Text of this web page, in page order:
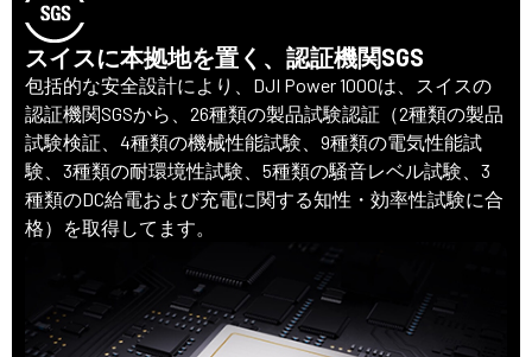
スイスに本拠地を置く、認証機関SGS
包括的な安全設計により、DJI Power 1000は、スイスの
認証機関SGSから、26種類の製品試験認証（2種類の製品
試験検証、4種類の機械性能試験、9種類の電気性能試
験、3種類の耐環境性試験、5種類の騒音レベル試験、3
種類のDC給電および充電に関する知性・効率性試験に合
格）を取得してます。